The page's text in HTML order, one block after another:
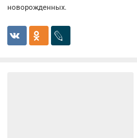
новорожденных.